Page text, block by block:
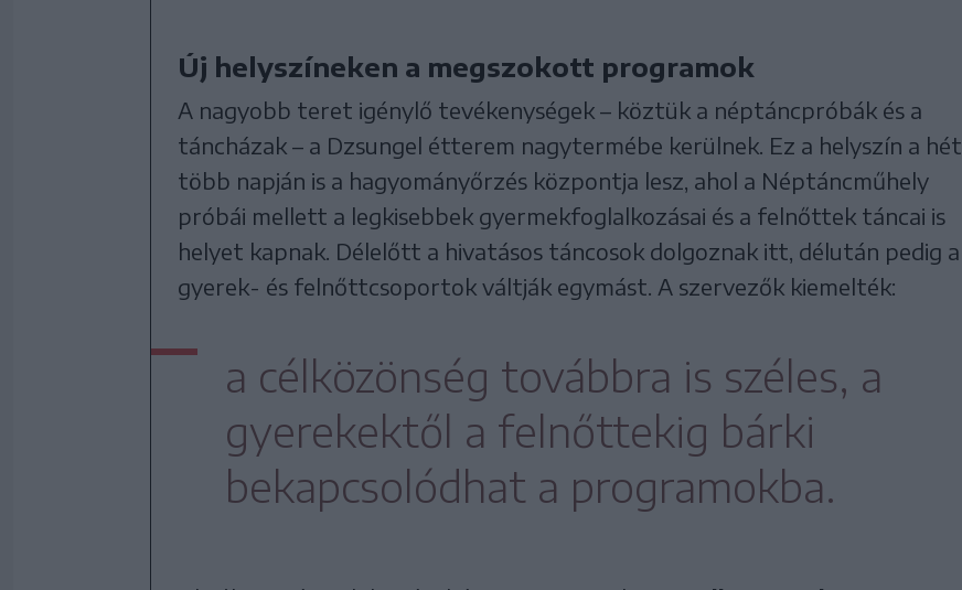
Új helyszíneken a megszokott programok
A nagyobb teret igénylő tevékenységek – köztük a néptáncpróbák és a
táncházak – a Dzsungel étterem nagytermébe kerülnek. Ez a helyszín a hét
több napján is a hagyományőrzés központja lesz, ahol a Néptáncműhely
próbái mellett a legkisebbek gyermekfoglalkozásai és a felnőttek táncai is
helyet kapnak. Délelőtt a hivatásos táncosok dolgoznak itt, délután pedig a
gyerek- és felnőttcsoportok váltják egymást. A szervezők kiemelték:
a célközönség továbbra is széles, a
gyerekektől a felnőttekig bárki
bekapcsolódhat a programokba.